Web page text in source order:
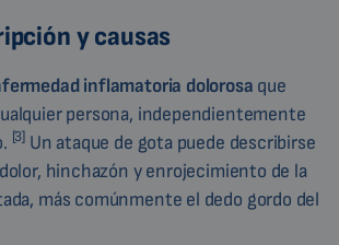
y causas
inflamatoria dolorosa que
persona, independientemente
[3] Un ataque de gota puede describirse
hinchazón y enrojecimiento de la
más comúnmente el dedo gordo del